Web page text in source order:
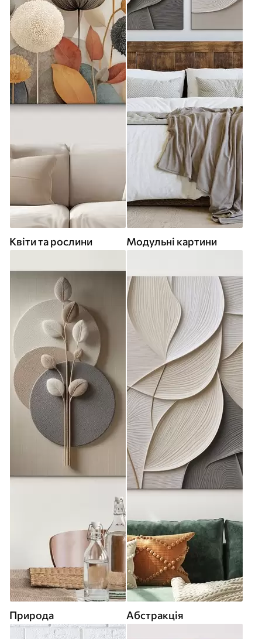
Квіти та рослини Модульні картини
Природа Абстракція